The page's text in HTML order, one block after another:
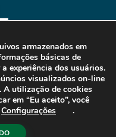
e Hospedado por
armazenados em
básicas de
experiência dos usuários.
visualizados on-line
A utilização de cookies
em “Eu aceito”, você
Configurações .